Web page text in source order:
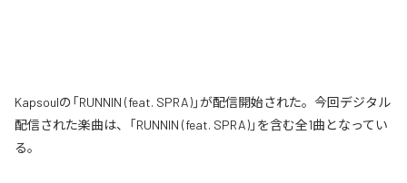
Kapsoulの「RUNNIN (feat. SPRA)」が配信開始された。今回デジタル
配信された楽曲は、「RUNNIN (feat. SPRA)」を含む全1曲となってい
る。